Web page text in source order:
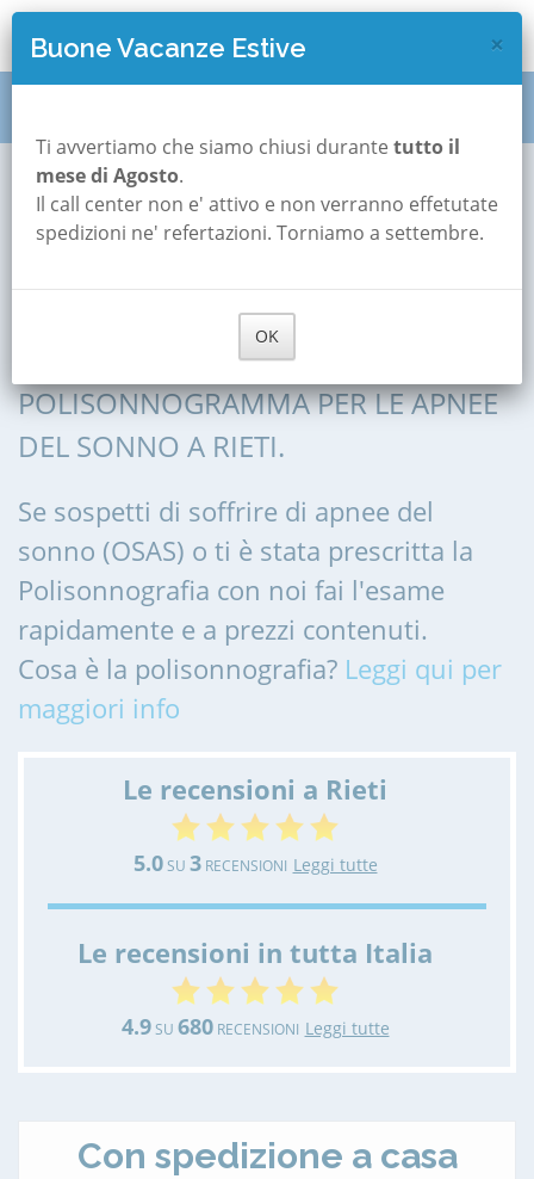
Polisonnografia a
Rieti
POLISONNOGRAFIA, POLIGRAFIA,
POLISONNOGRAMMA PER LE APNEE
DEL SONNO A RIETI.
Se sospetti di soffrire di apnee del
sonno (OSAS) o ti è stata prescritta la
Polisonnografia con noi fai l'esame
rapidamente e a prezzi contenuti.
Cosa è la polisonnografia? Leggi qui per
maggiori info
Le recensioni a Rieti
5.0SU 3RECENSIONI Leggi tutte
Le recensioni in tutta Italia
4.9SU 680RECENSIONI Leggi tutte
Con spedizione a casa
×
Buone Vacanze Estive
Ti avvertiamo che siamo chiusi durante tutto il
mese di Agosto.
Il call center non e' attivo e non verranno effetutate
spedizioni ne' refertazioni. Torniamo a settembre.
OK